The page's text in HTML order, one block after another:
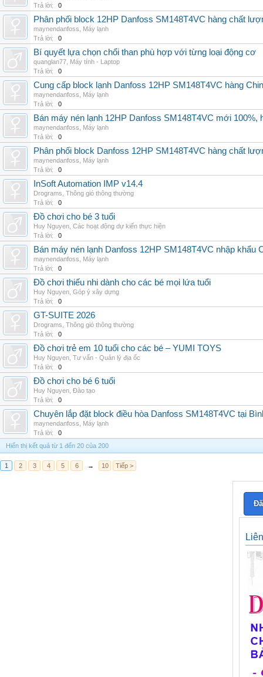
Trả lời:
0
Phân phối block 12HP Danfoss SM148T4VC hàng chất
maynendanfoss
Máy lạnh
Trả lời:
0
Bí quyết lựa chọn chổi than phù hợp với từng loại động cơ
quanglan77 Máy tính - Laptop
Trả lời:
0
Cung cấp block lạnh Danfoss 12HP SM148T4VC hàng
maynendanfoss
Máy lạnh
Trả lời:
0
Bán máy nén lạnh 12HP Danfoss SM148T4VC mới
maynendanfoss
Máy lạnh
Trả lời:
0
Phân phối block Danfoss 12HP SM148T4VC hàng chất
maynendanfoss
Máy lạnh
Trả lời:
0
InSoft Automation IMP v14.4
Drograms Thông gió thông thường
Trả lời:
0
Đồ chơi cho bé 3 tuổi
Huy Nguyen Các hoạt động dự kiến thực hiện
Trả lời:
0
Bán máy nén lạnh Danfoss 12HP SM148T4VC nhập khẩu
maynendanfoss
Máy lạnh
Trả lời:
0
Đồ chơi thiếu nhi dành cho các bé mọi lứa tuổi
Huy Nguyen Góp ý xây dựng
Trả lời:
0
GT-SUITE 2026
Drograms Thông gió thông thường
Trả lời:
0
Đồ chơi trẻ em 10 tuổi cho các bé – YUMI TOYS
Huy Nguyen Tư vấn - Quản lý địa ốc
Trả lời:
0
Đồ chơi cho bé 6 tuổi
Huy Nguyen Đào tạo
Trả lời:
0
Chuyên lắp đặt block điều hòa Danfoss SM148T4VC tại
maynendanfoss
Máy lạnh
Trả lời:
0
Hiển thị kết quả từ 1 đến 20 của 200
1 2 3 4 5 6 → 10 Tiếp >